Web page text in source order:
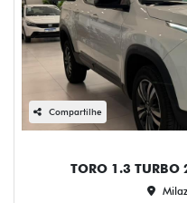
Compartilhe
TORO 1.3 TURBO